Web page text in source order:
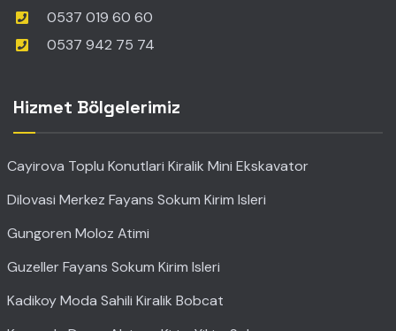
0537 019 60 60
0537 942 75 74
Hizmet Bölgelerimiz
Cayirova Toplu Konutlari Kiralik Mini Ekskavator
Dilovasi Merkez Fayans Sokum Kirim Isleri
Gungoren Moloz Atimi
Guzeller Fayans Sokum Kirim Isleri
Kadikoy Moda Sahili Kiralik Bobcat